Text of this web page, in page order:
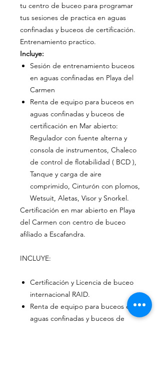
tu centro de buceo para programar
tus sesiones de practica en aguas
confinadas y buceos de certificación.
Entrenamiento practico.
Incluye:
Sesión de entrenamiento buceos
en aguas confinadas en Playa del
Carmen
Renta de equipo para buceos en
aguas confinadas y buceos de
certificación en Mar abierto:
Regulador con fuente alterna y
consola de instrumentos, Chaleco
de control de flotabilidad ( BCD ),
Tanque y carga de aire
comprimido, Cinturón con plomos,
Wetsuit, Aletas, Visor y Snorkel.
Certificación en mar abierto en Playa
del Carmen con centro de buceo
afiliado a Escafandra.
INCLUYE:
Certificación y Licencia de buceo
internacional RAID.
Renta de equipo para buceos en
aguas confinadas y buceos de